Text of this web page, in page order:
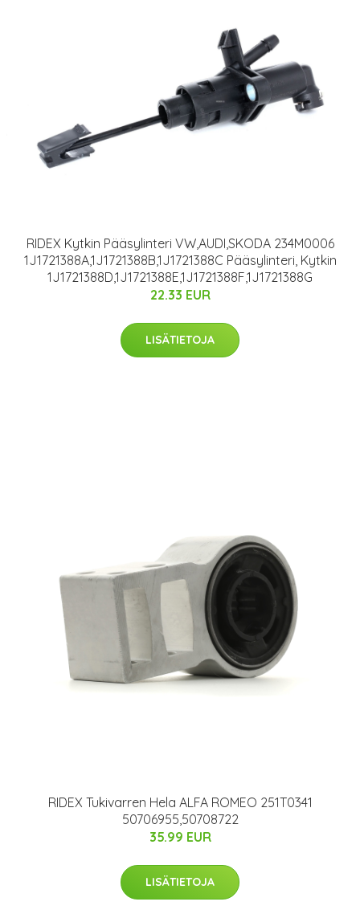
RIDEX Kytkin Pääsylinteri VW,AUDI,SKODA 234M0006
1J1721388A,1J1721388B,1J1721388C Pääsylinteri, Kytkin
1J1721388D,1J1721388E,1J1721388F,1J1721388G
22.33 EUR
LISÄTIETOJA
RIDEX Tukivarren Hela ALFA ROMEO 251T0341
50706955,50708722
35.99 EUR
LISÄTIETOJA